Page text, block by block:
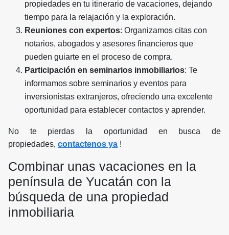
propiedades en tu itinerario de vacaciones, dejando
tiempo para la relajación y la exploración.
Reuniones con expertos: Organizamos citas con
notarios, abogados y asesores financieros que
pueden guiarte en el proceso de compra.
Participación en seminarios inmobiliarios: Te
informamos sobre seminarios y eventos para
inversionistas extranjeros, ofreciendo una excelente
oportunidad para establecer contactos y aprender.
No te pierdas la oportunidad en busca de
propiedades, contactenos ya !
Combinar unas vacaciones en la
península de Yucatán con la
búsqueda de una propiedad
inmobiliaria